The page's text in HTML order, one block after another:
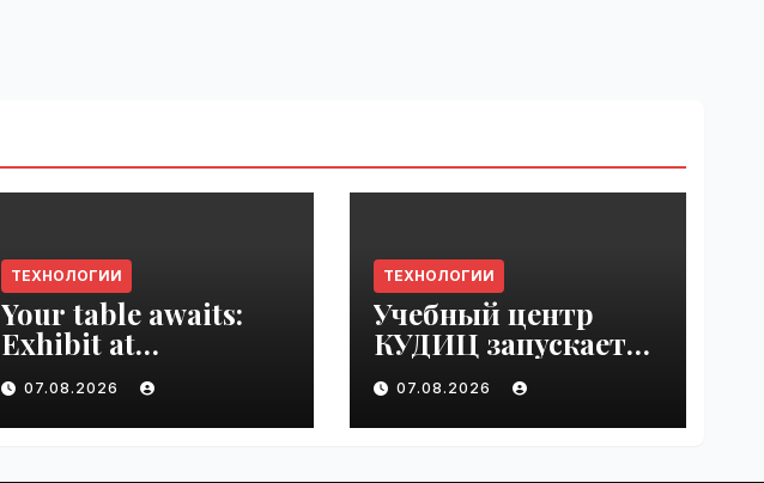
ТЕХНОЛОГИИ
Your table awaits:
Exhibit at
TechCrunch Disrupt
2026 to be seen by
thousands |
07.08.2026
ТЕХНОЛОГИИ
Учебный центр
КУДИЦ запускает
авторизованный
курс по
администрировани
07.08.2026